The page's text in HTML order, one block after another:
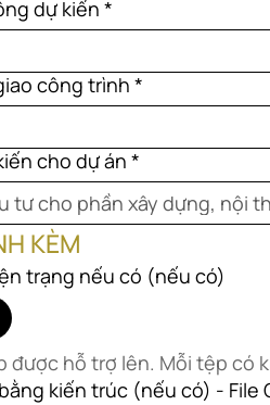
dự kiến *
công trình *
cho dự án *
KÈM
trạng nếu có (nếu có)
được hỗ trợ lên. Mỗi tệp có
kiến trúc (nếu có) - File